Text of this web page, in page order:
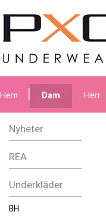
Hem Dam Herr
Nyheter
REA
Underkläder
BH